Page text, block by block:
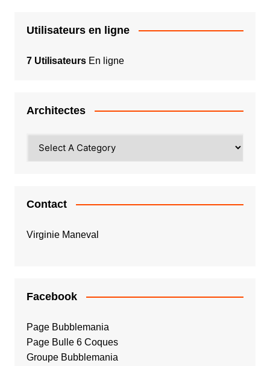
Utilisateurs en ligne
7 UtilisateursEn ligne
Architectes
Contact
Virginie Maneval
Facebook
Page Bubblemania
Page Bulle 6 Coques
Groupe Bubblemania